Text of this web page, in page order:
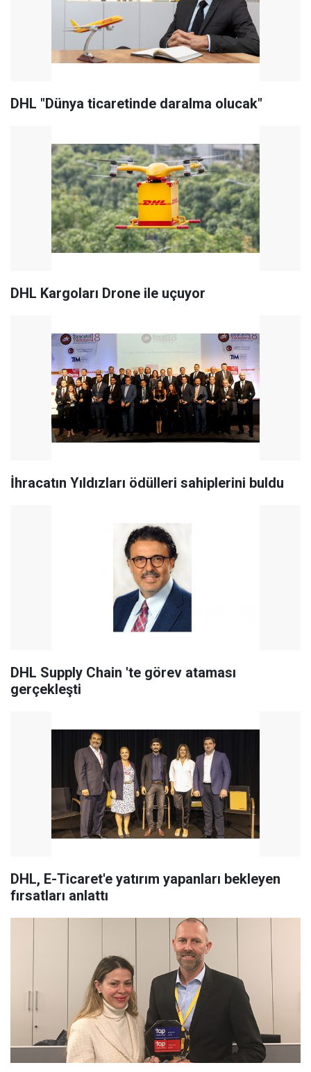
DHL "Dünya ticaretinde daralma olucak"
DHL Kargoları Drone ile uçuyor
İhracatın Yıldızları ödülleri sahiplerini buldu
DHL Supply Chain 'te görev ataması
gerçekleşti
DHL, E-Ticaret'e yatırım yapanları bekleyen
fırsatları anlattı